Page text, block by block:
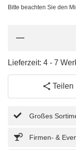
Bitte beachten Sie den
Lieferzeit: 4 - 7
Teilen
Großes
Firmen- &